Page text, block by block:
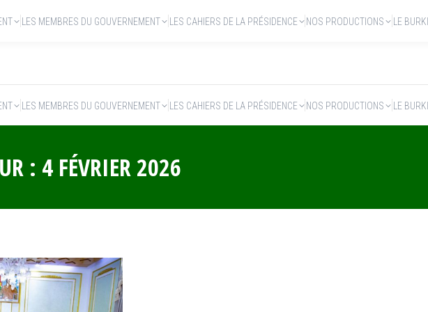
LES MEMBRES DU GOUVERNEMENT LES CAHIERS DE LA PRÉSIDENCE NOS PRODUCTIONS LE
: 4 FÉVRIER 2026
LES MEMBRES DU GOUVERNEMENT LES CAHIERS DE LA PRÉSIDENCE NOS PRODUCTIONS LE